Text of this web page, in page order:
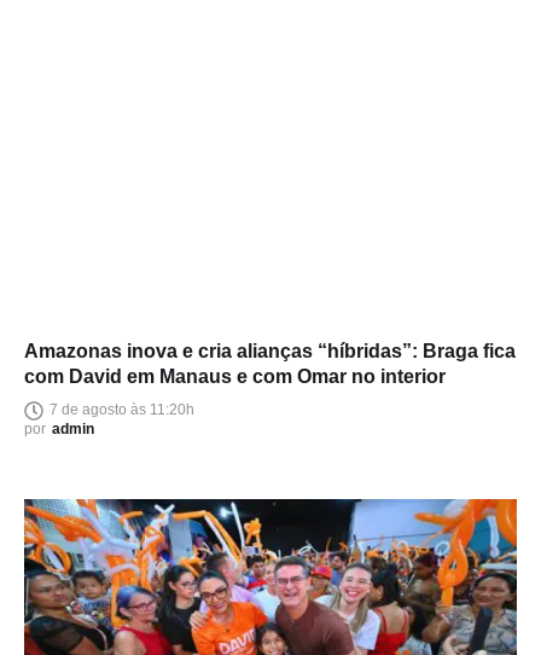
Amazonas inova e cria alianças “híbridas”: Braga fica
com David em Manaus e com Omar no interior
7 de agosto às 11:20h
por admin